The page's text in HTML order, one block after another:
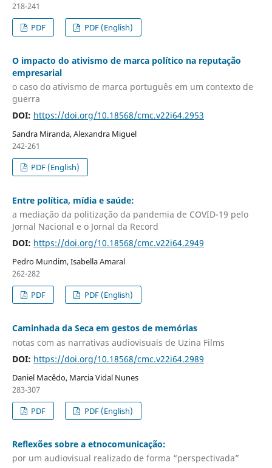
218-241
PDF
PDF (English)
O impacto do ativismo de marca político na reputação
empresarial
o caso do ativismo de marca português em um contexto de
guerra
DOI: https://doi.org/10.18568/cmc.v22i64.2953
Sandra Miranda, Alexandra Miguel
242-261
PDF (English)
Entre política, mídia e saúde:
a mediação da politização da pandemia de COVID-19 pelo
Jornal Nacional e o Jornal da Record
DOI: https://doi.org/10.18568/cmc.v22i64.2949
Pedro Mundim, Isabella Amaral
262-282
PDF
PDF (English)
Caminhada da Seca em gestos de memórias
notas com as narrativas audiovisuais de Uzina Films
DOI: https://doi.org/10.18568/cmc.v22i64.2989
Daniel Macêdo, Marcia Vidal Nunes
283-307
PDF
PDF (English)
Reflexões sobre a etnocomunicação:
por um audiovisual realizado de forma “perspectivada”